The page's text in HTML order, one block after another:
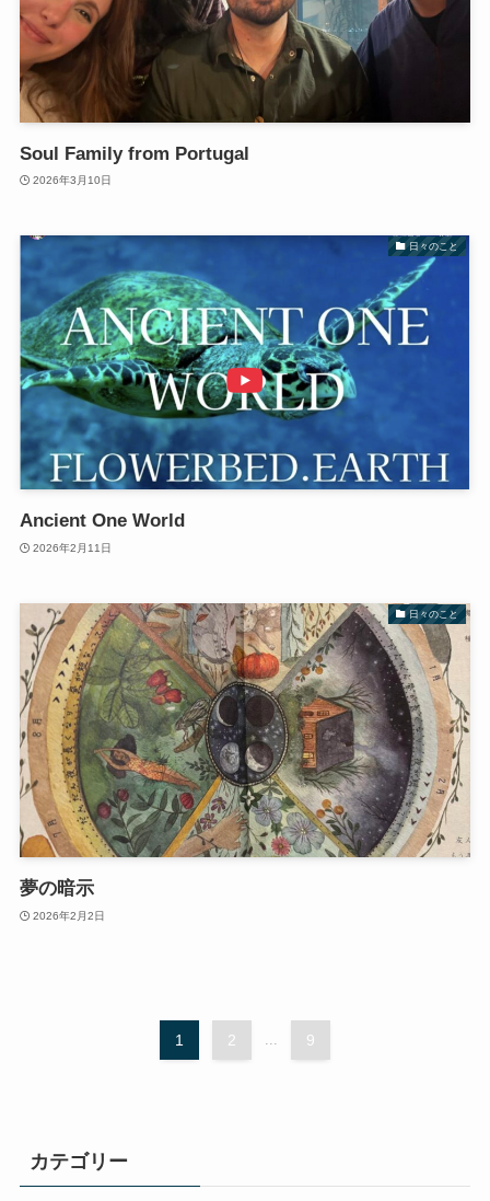
Soul Family from Portugal
2026年3月10日
日々のこと
Ancient One World
2026年2月11日
日々のこと
夢の暗示
2026年2月2日
1 2 ... 9
カテゴリー